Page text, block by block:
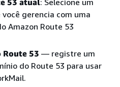
53 atual: Selecione um
gerencia com uma
Amazon Route 53
Route 53 — registre um
do Route 53 para usar